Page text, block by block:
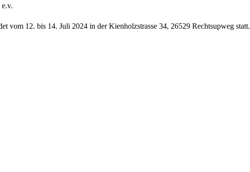
vom 12. bis 14. Juli 2024 in der Kienholzstrasse 34, 26529 Rechtsupweg statt.